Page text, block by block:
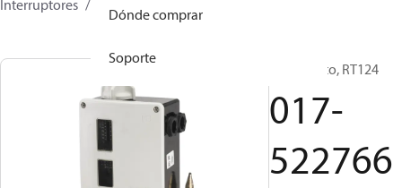
Dónde comprar
Soporte
Interruptores
Termostato, RT124
017-
522766